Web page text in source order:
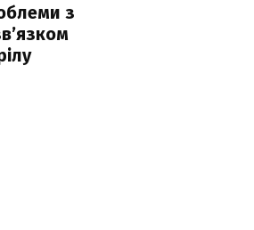
з